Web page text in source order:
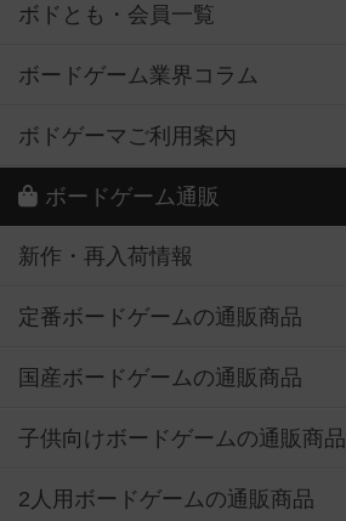
ボドとも・会員一覧
ボードゲーム業界コラム
ボドゲーマご利用案内
ボードゲーム通販
新作・再入荷情報
定番ボードゲームの通販商品
国産ボードゲームの通販商品
子供向けボードゲームの通販商品
2人用ボードゲームの通販商品